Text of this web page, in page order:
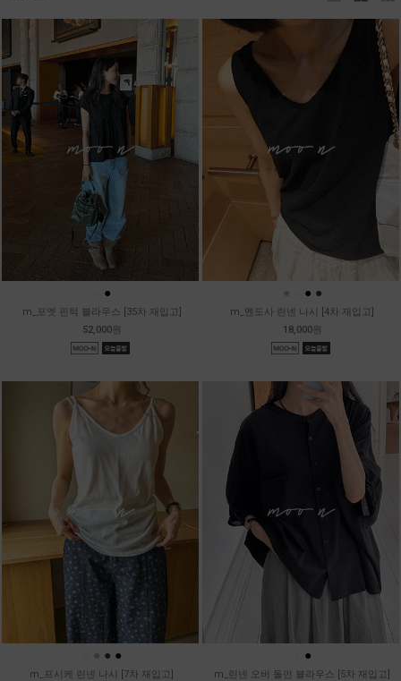
●
m_포엣 핀턱 블라우스 [35차 재입고]
52,000원
● ● ●
m_멘도사 린넨 나시 [4차 재입고]
18,000원
● ● ●
m_프시케 린넨 나시 [7차 재입고]
●
m_린넨 오버 돌먼 블라우스 [5차 재입고]